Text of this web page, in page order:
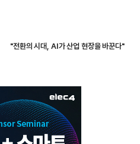
"전환의 시대, AI가 산업 현장을 바꾼다"